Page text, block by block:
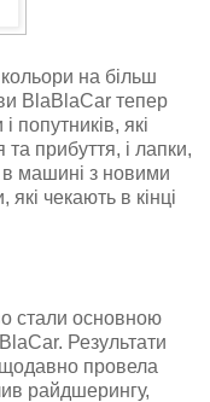
кольори на більш
BlaBlaCar тепер
попутників, які
та прибуття, і лапки,
в машині з новими
чекають в кінці
стали основною
Результати
провела
райдшерингу,